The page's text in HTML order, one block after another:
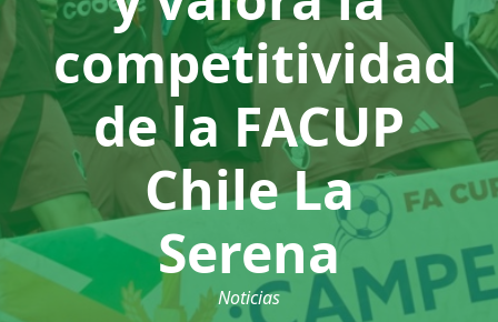
competitividad
de la FACUP
Chile La
Serena
Noticias